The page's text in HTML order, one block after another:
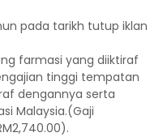
pada tarikh tutup iklan
farmasi yang diiktiraf
tinggi tempatan
dengannya serta
Malaysia.(Gaji